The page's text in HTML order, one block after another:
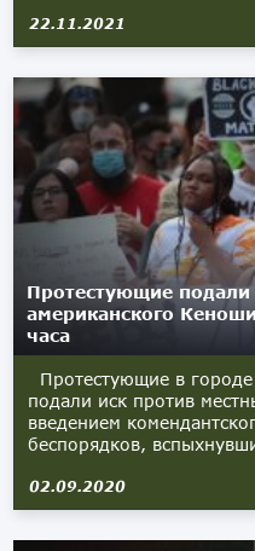
22.11.2021
Протестующие подали
американского
часа
Протестующие в
подали иск против
введением
беспорядков,
02.09.2020